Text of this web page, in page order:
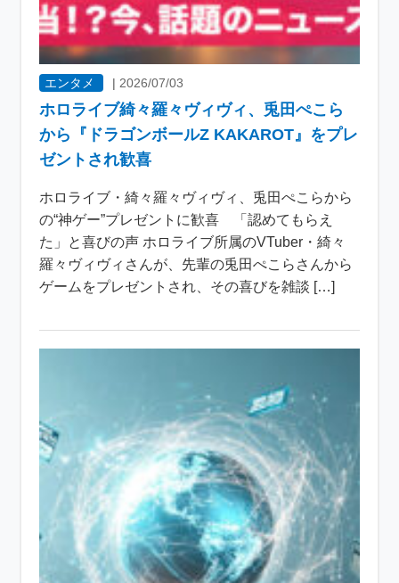
エンタメ | 2026/07/03
ホロライブ綺々羅々ヴィヴィ、兎田ぺこら
から『ドラゴンボールZ KAKAROT』をプレ
ゼントされ歓喜
ホロライブ・綺々羅々ヴィヴィ、兎田ぺこらから
の“神ゲー”プレゼントに歓喜 「認めてもらえ
た」と喜びの声 ホロライブ所属のVTuber・綺々
羅々ヴィヴィさんが、先輩の兎田ぺこらさんから
ゲームをプレゼントされ、その喜びを雑談 […]